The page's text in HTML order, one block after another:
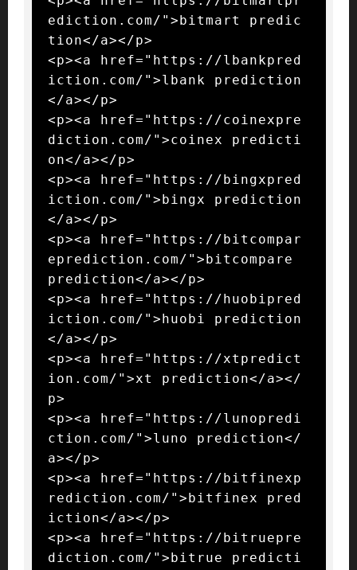
ediction.com/">bitmart predic
tion</a></p>
<p><a href="https://lbankpred
iction.com/">lbank prediction
</a></p>
<p><a href="https://coinexpre
diction.com/">coinex predicti
on</a></p>
<p><a href="https://bingxpred
iction.com/">bingx prediction
</a></p>
<p><a href="https://bitcompar
eprediction.com/">bitcompare
prediction</a></p>
<p><a href="https://huobipred
iction.com/">huobi prediction
</a></p>
<p><a href="https://xtpredict
ion.com/">xt prediction</a></
p>
<p><a href="https://lunopredi
ction.com/">luno prediction</
a></p>
<p><a href="https://bitfinexp
rediction.com/">bitfinex pred
iction</a></p>
<p><a href="https://bitruepre
diction.com/">bitrue predicti